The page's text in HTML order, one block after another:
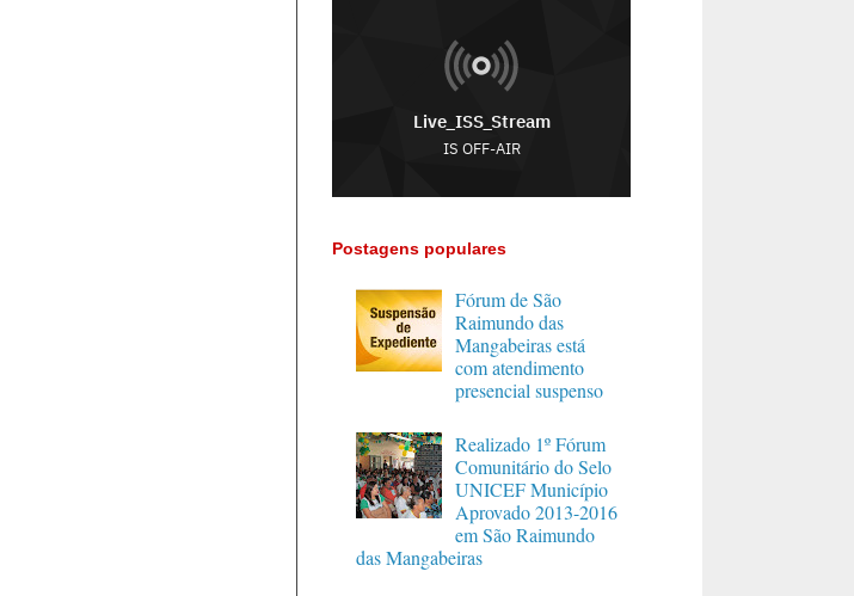
Postagens populares
Fórum de São
Raimundo das
Mangabeiras está
com atendimento
presencial suspenso
Realizado 1º Fórum
Comunitário do Selo
UNICEF Município
Aprovado 2013-2016
em São Raimundo
das Mangabeiras